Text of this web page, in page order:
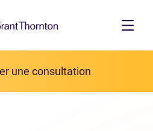
principal
une consultation